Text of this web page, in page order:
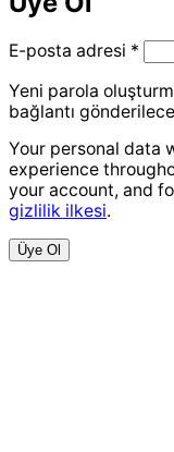
E-posta adresi *
Yeni parola
bağlantı
Your personal data
experience
your account, and
gizlilik ilkesi.
Üye Ol